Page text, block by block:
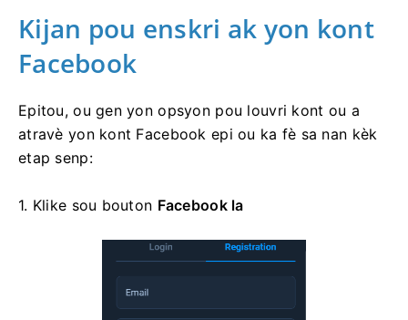
Kijan pou enskri ak yon kont
Facebook
Epitou, ou gen yon opsyon pou louvri kont ou a
atravè yon kont Facebook epi ou ka fè sa nan kèk
etap senp:
1. Klike sou bouton Facebook la